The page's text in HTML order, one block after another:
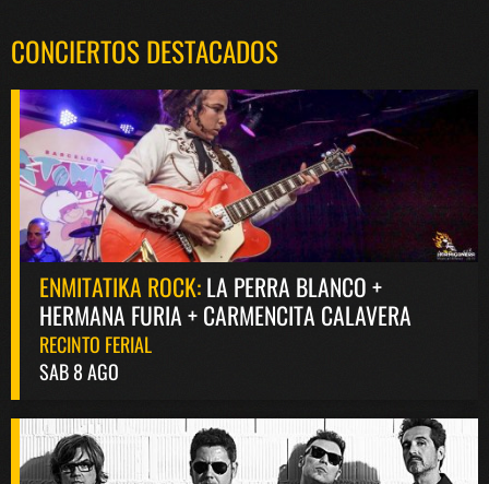
CONCIERTOS DESTACADOS
ENMITATIKA ROCK:LA PERRA BLANCO +
HERMANA FURIA + CARMENCITA CALAVERA
RECINTO FERIAL
SAB 8 AGO